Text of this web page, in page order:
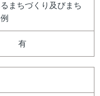
まちづくり及びまち
有